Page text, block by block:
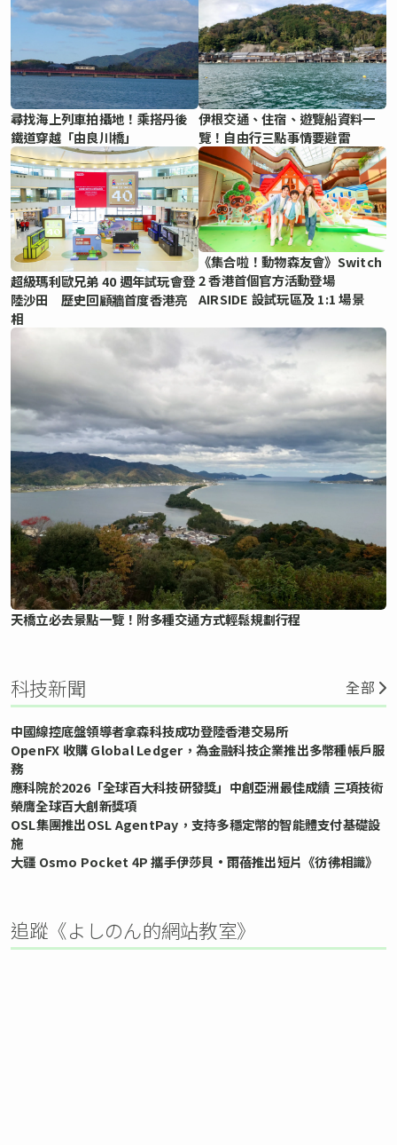
尋找海上列車拍攝地！乘搭丹後
鐵道穿越「由良川橋」
伊根交通、住宿、遊覽船資料一
覽！自由行三點事情要避雷
超級瑪利歐兄弟 40 週年試玩會登
陸沙田 歷史回顧牆首度香港亮
相
《集合啦！動物森友會》Switch
2 香港首個官方活動登場
AIRSIDE 設試玩區及 1:1 場景
天橋立必去景點一覽！附多種交通方式輕鬆規劃行程
科技新聞 全部
中國線控底盤領導者拿森科技成功登陸香港交易所
OpenFX 收購 Global Ledger，為金融科技企業推出多幣種帳戶服
務
應科院於2026「全球百大科技研發獎」中創亞洲最佳成績 三項技術
榮膺全球百大創新獎項
OSL集團推出OSL AgentPay，支持多穩定幣的智能體支付基礎設
施
大疆 Osmo Pocket 4P 攜手伊莎貝•雨蓓推出短片《彷彿相識》
追蹤《よしのん的網站教室》